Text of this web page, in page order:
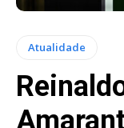
Atualidade